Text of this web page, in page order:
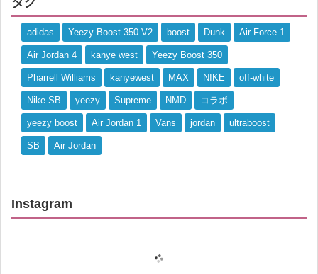
adidas Yeezy Boost 350 V2 boost Dunk Air Force 1
Air Jordan 4 kanye west Yeezy Boost 350
Pharrell Williams kanyewest MAX NIKE off-white
Nike SB yeezy Supreme NMD コラボ
yeezy boost Air Jordan 1 Vans jordan ultraboost
SB Air Jordan
Instagram